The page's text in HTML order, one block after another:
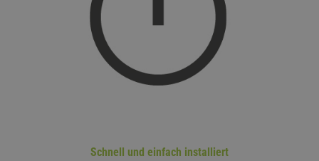
Schnell und einfach installiert